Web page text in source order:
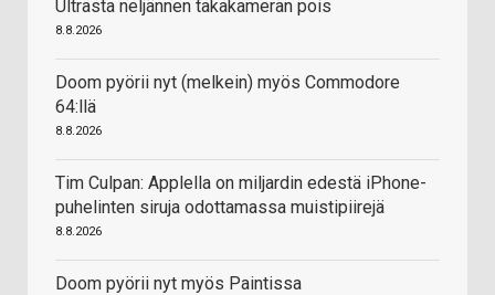
Ultrasta neljännen takakameran pois
8.8.2026
Doom pyörii nyt (melkein) myös Commodore
64:llä
8.8.2026
Tim Culpan: Applella on miljardin edestä iPhone-
puhelinten siruja odottamassa muistipiirejä
8.8.2026
Doom pyörii nyt myös Paintissa